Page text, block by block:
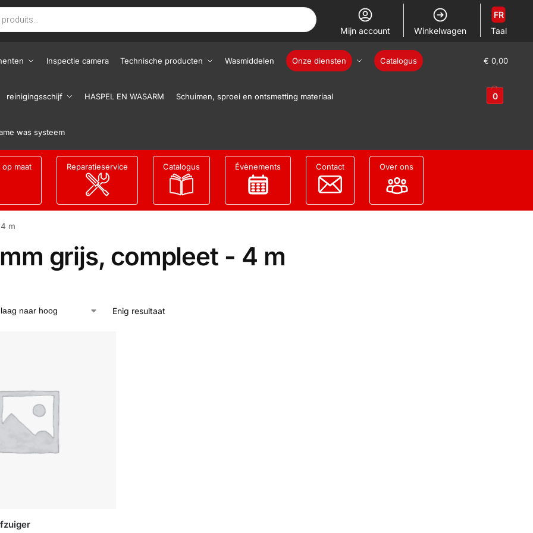
Mijn account Winkelwagen Taal
FR
Inspectie camera Technische producten Wasmiddelen Onze diensten Catalogus
reinigingsschijf HASPEL EN WASARM Schuimen, sproei en ontsmetting materiaal
was systeem
€ 0,00
0
maat Reparatieservice Catalogus Évènements Contact Over ons
m
grijs, compleet - 4 m
Enig resultaat